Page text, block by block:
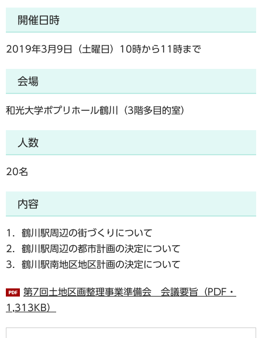
開催日時
2019年3月9日（土曜日）10時から11時まで
会場
和光大学ポプリホール鶴川（3階多目的室）
人数
20名
内容
1．鶴川駅周辺の街づくりについて
2．鶴川駅周辺の都市計画の決定について
3．鶴川駅南地区地区計画の決定について
第7回土地区画整理事業準備会 会議要旨（PDF・
1,313KB）